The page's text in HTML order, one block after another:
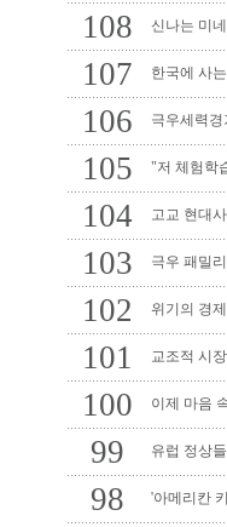
108 신나는 미
107 한국에 사
106 극우세력
105 "저 체험학
104 고교 현대
103 극우 패밀
102 위기의 경
101 교조적 시
100 이제 마음
99 유럽 정상
98 '아메리칸